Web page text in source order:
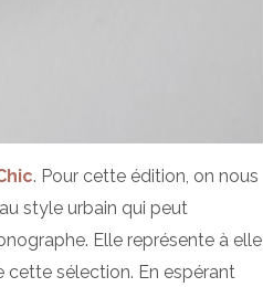
. Pour cette édition, on nous
style urbain qui peut
Elle représente à elle
cette sélection. En espérant